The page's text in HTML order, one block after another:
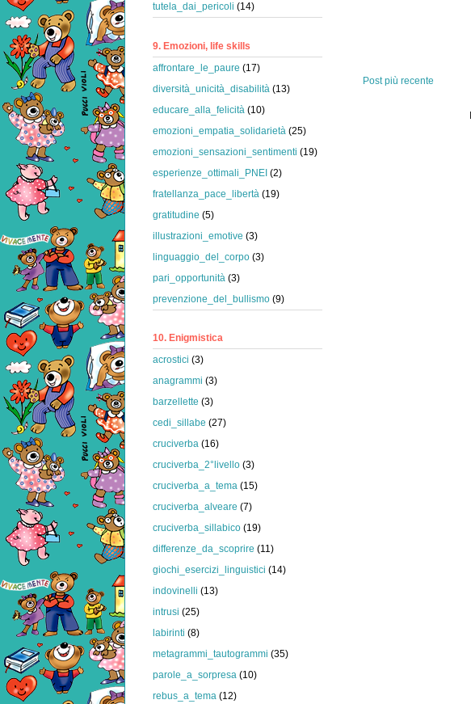
Post più recente
tutela_dai_pericoli (14)
9. Emozioni, life skills
affrontare_le_paure (17)
diversità_unicità_disabilità (13)
educare_alla_felicità (10)
emozioni_empatia_solidarietà (25)
emozioni_sensazioni_sentimenti (19)
esperienze_ottimali_PNEI (2)
fratellanza_pace_libertà (19)
gratitudine (5)
illustrazioni_emotive (3)
linguaggio_del_corpo (3)
pari_opportunità (3)
prevenzione_del_bullismo (9)
10. Enigmistica
acrostici (3)
anagrammi (3)
barzellette (3)
cedi_sillabe (27)
cruciverba (16)
cruciverba_2°livello (3)
cruciverba_a_tema (15)
cruciverba_alveare (7)
cruciverba_sillabico (19)
differenze_da_scoprire (11)
giochi_esercizi_linguistici (14)
indovinelli (13)
intrusi (25)
labirinti (8)
metagrammi_tautogrammi (35)
parole_a_sorpresa (10)
rebus_a_tema (12)